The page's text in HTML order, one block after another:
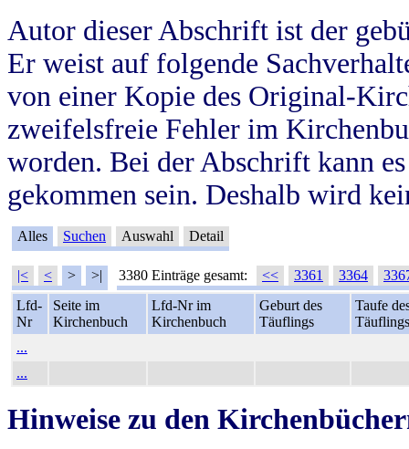
Autor dieser Abschrift ist der
Er weist auf folgende
von einer Kopie des Original-
zweifelsfreie Fehler im
worden. Bei der Abschrift kann
gekommen sein. Deshalb wird
Alles Suchen Auswahl Detail
|< < > >| 3380 Einträge gesamt: << 3361 3364
Lfd-
Nr
Seite im
Kirchenbuch
Lfd-Nr im
Kirchenbuch
Geburt des
Täuflings
Taufe
Täuflings
...
...
Hinweise zu den